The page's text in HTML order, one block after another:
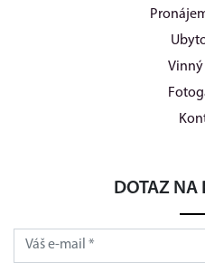
Vinný
DOTAZ NA